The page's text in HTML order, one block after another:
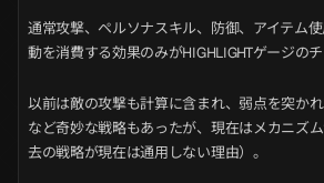
通常攻撃、ペルソナスキル、防御、アイテム
動を消費する効果のみがHIGHLIGHTゲージの
以前は敵の攻撃も計算に含まれ、弱点を突か
など奇妙な戦略もあったが、現在はメカニズ
去の戦略が現在は通用しない理由）。